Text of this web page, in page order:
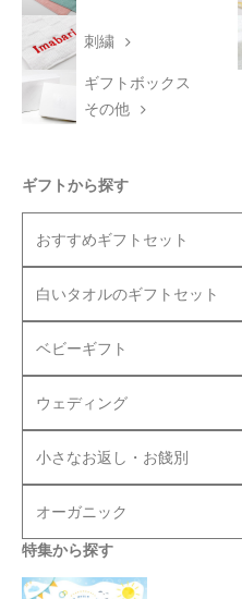
刺繍
ギフトボックス
その他
ギフトから探す
おすすめギフトセット
白いタオルのギフトセット
ベビーギフト
ウェディング
小さなお返し・お餞別
オーガニック
特集から探す